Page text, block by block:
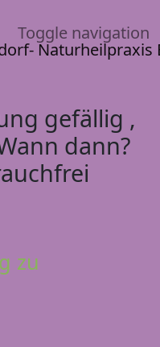
Toggle navigation
gefällig ,
dann?
zu